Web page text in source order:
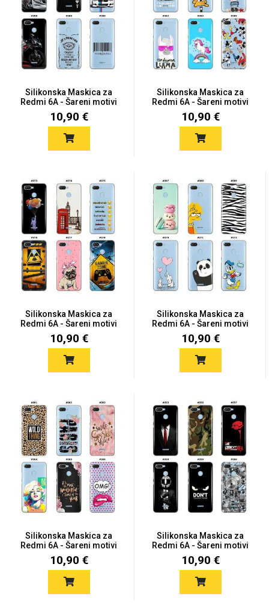
Silikonska Maskica za
Redmi 6A - Šareni motivi
10,90 €
Silikonska Maskica za
Redmi 6A - Šareni motivi
10,90 €
Silikonska Maskica za
Redmi 6A - Šareni motivi
10,90 €
Silikonska Maskica za
Redmi 6A - Šareni motivi
10,90 €
Silikonska Maskica za
Redmi 6A - Šareni motivi
10,90 €
Silikonska Maskica za
Redmi 6A - Šareni motivi
10,90 €
Mix